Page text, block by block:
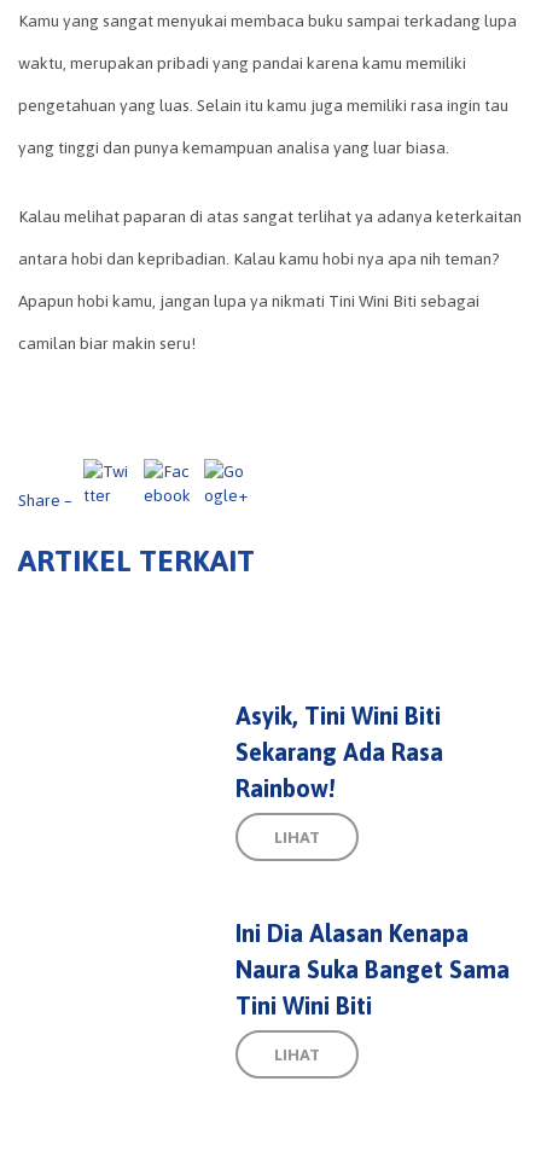
Kamu yang sangat menyukai membaca buku sampai terkadang lupa
waktu, merupakan pribadi yang pandai karena kamu memiliki
pengetahuan yang luas. Selain itu kamu juga memiliki rasa ingin tau
yang tinggi dan punya kemampuan analisa yang luar biasa.
Kalau melihat paparan di atas sangat terlihat ya adanya keterkaitan
antara hobi dan kepribadian. Kalau kamu hobi nya apa nih teman?
Apapun hobi kamu, jangan lupa ya nikmati Tini Wini Biti sebagai
camilan biar makin seru!
Share –
http://tiniwi
nibiti.id/ceri
kecil/kamu-
ini-bisa-jadi-
ARTIKEL TERKAIT
Asyik, Tini Wini Biti
Sekarang Ada Rasa
Rainbow!
LIHAT
Ini Dia Alasan Kenapa
Naura Suka Banget Sama
Tini Wini Biti
LIHAT